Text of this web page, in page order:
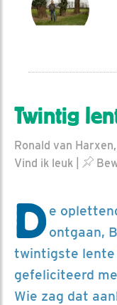
Twintig
Ronald van
Vind ik leuk
De
ontgaan,
twintigste lente
gefeliciteerd
Wie zag dat